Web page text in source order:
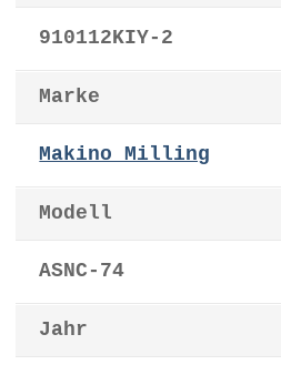
910112KIY-2
Marke
Makino Milling
Modell
ASNC-74
Jahr